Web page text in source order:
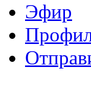
Эфир